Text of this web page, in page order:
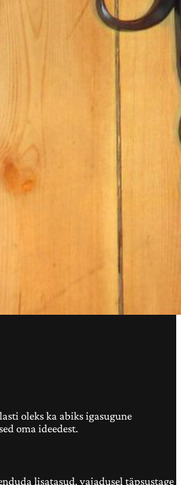
oleks ka abiks igasugune
oma ideedest.
lisatasud, vajadusel täpsustage